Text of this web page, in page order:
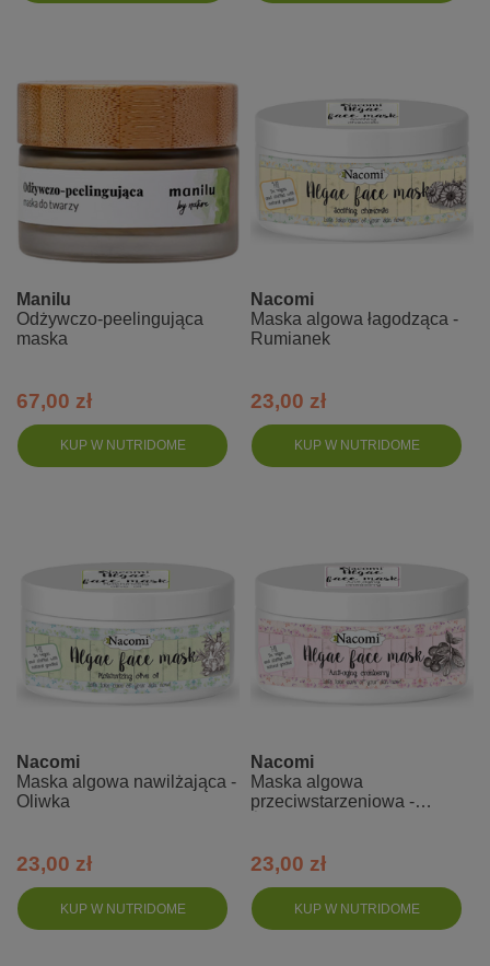
KUP W NUTRIDOME
Manilu
Odżywczo-peelingująca
maska
67,00 zł
KUP W NUTRIDOME
Nacomi
Maska algowa łagodząca -
Rumianek
23,00 zł
KUP W NUTRIDOME
Nacomi
Maska algowa nawilżająca -
Oliwka
23,00 zł
KUP W NUTRIDOME
Nacomi
Maska algowa
przeciwstarzeniowa -
23,00 zł